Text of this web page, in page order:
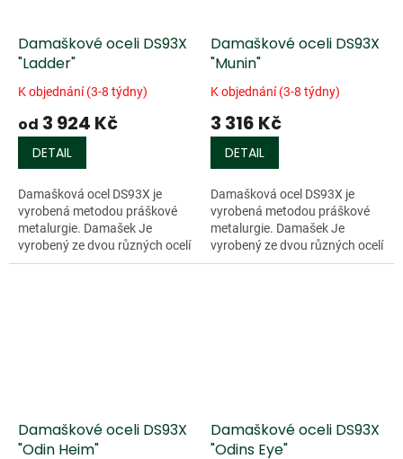
Damaškové oceli DS93X
"Ladder"
K objednání (3-8 týdny)
od 3 924 Kč
DETAIL
Damašková ocel DS93X je
vyrobená metodou práškové
metalurgie. Damašek Je
vyrobený ze dvou různých ocelí
o různých třídách
Damaškové oceli DS93X
"Munin"
K objednání (3-8 týdny)
3 316 Kč
DETAIL
Damašková ocel DS93X je
vyrobená metodou práškové
metalurgie. Damašek Je
vyrobený ze dvou různých ocelí
o různých třídách
Damaškové oceli DS93X
"Odin Heim"
Damaškové oceli DS93X
"Odins Eye"